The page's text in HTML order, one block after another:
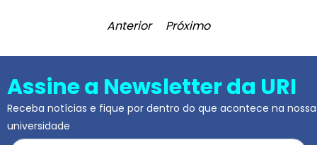
Anterior Próximo
Assine a Newsletter da URI
Receba notícias e fique por dentro do que acontece na nossa
universidade